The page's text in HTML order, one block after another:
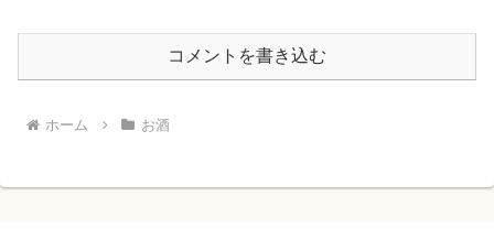
コメントを書き込む
ホーム お酒